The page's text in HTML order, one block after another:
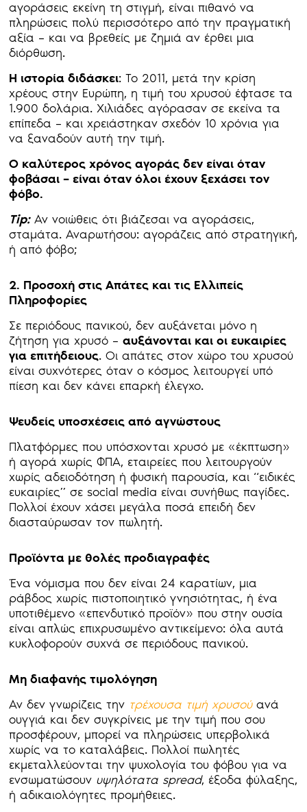
αγοράσεις εκείνη τη στιγμή, είναι πιθανό να
πληρώσεις πολύ περισσότερο από την πραγματική
αξία – και να βρεθείς με ζημιά αν έρθει μια
διόρθωση.
Η ιστορία διδάσκει: Το 2011, μετά την κρίση
χρέους στην Ευρώπη, η τιμή του χρυσού έφτασε τα
1.900 δολάρια. Χιλιάδες αγόρασαν σε εκείνα τα
επίπεδα – και χρειάστηκαν σχεδόν 10 χρόνια για
να ξαναδούν αυτή την τιμή.
Ο καλύτερος χρόνος αγοράς δεν είναι όταν
φοβάσαι – είναι όταν όλοι έχουν ξεχάσει τον
φόβο.
Τip:Αν νοιώθεις ότι βιάζεσαι να αγοράσεις,
σταμάτα. Αναρωτήσου: αγοράζεις από στρατηγική,
ή από φόβο;
2. Προσοχή στις Απάτες και τις Ελλιπείς
Πληροφορίες
Σε περιόδους πανικού, δεν αυξάνεται μόνο η
ζήτηση για χρυσό –αυξάνονται και οι ευκαιρίες
για επιτήδειους. Οι απάτες στον χώρο του χρυσού
είναι συχνότερες όταν ο κόσμος λειτουργεί υπό
πίεση και δεν κάνει επαρκή έλεγχο.
Ψευδείς υποσχέσεις από αγνώστους
Πλατφόρμες που υπόσχονται χρυσό με «έκπτωση»
ή αγορά χωρίς ΦΠΑ, εταιρείες που λειτουργούν
χωρίς αδειοδότηση ή φυσική παρουσία, και “ειδικές
ευκαιρίες” σε social media είναι συνήθως παγίδες.
Πολλοί έχουν χάσει μεγάλα ποσά επειδή δεν
διασταύρωσαν τον πωλητή.
Προϊόντα με θολές προδιαγραφές
Ένα νόμισμα που δεν είναι 24 καρατίων, μια
ράβδος χωρίς πιστοποιητικό γνησιότητας, ή ένα
υποτιθέμενο «επενδυτικό προϊόν» που στην ουσία
είναι απλώς επιχρυσωμένο αντικείμενο: όλα αυτά
κυκλοφορούν συχνά σε περιόδους πανικού.
Μη διαφανής τιμολόγηση
Αν δεν γνωρίζεις την τρέχουσα τιμή χρυσούανά
ουγγιά και δεν συγκρίνεις με την τιμή που σου
προσφέρουν, μπορεί να πληρώσεις υπερβολικά
χωρίς να το καταλάβεις. Πολλοί πωλητές
εκμεταλλεύονται την ψυχολογία του φόβου για να
ενσωματώσουν υψηλότατα spread, έξοδα φύλαξης,
ή αδικαιολόγητες προμήθειες.